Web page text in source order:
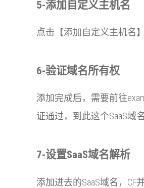
5-添加自定义主机名
点击【添加自定义主机名
6-验证域名所有权
添加完成后，需要前往
证通过，到此这个SaaS域
7-设置SaaS域名解析
添加进去的SaaS域名，CF